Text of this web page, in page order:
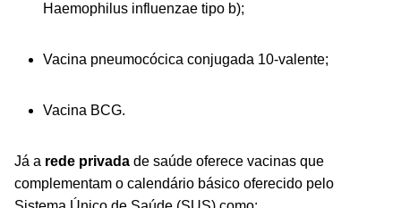
Haemophilus influenzae tipo b);
Vacina pneumocócica conjugada 10-valente;
Vacina BCG.
Já a rede privada de saúde oferece vacinas que
complementam o calendário básico oferecido pelo